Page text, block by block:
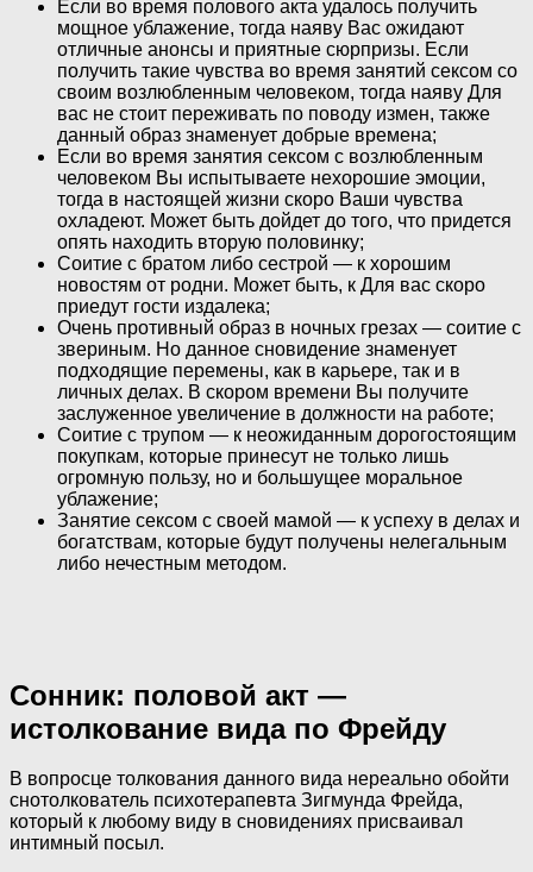
Если во время полового акта удалось получить
мощное ублажение, тогда наяву Вас ожидают
отличные анонсы и приятные сюрпризы. Если
получить такие чувства во время занятий сексом со
своим возлюбленным человеком, тогда наяву Для
вас не стоит переживать по поводу измен, также
данный образ знаменует добрые времена;
Если во время занятия сексом с возлюбленным
человеком Вы испытываете нехорошие эмоции,
тогда в настоящей жизни скоро Ваши чувства
охладеют. Может быть дойдет до того, что придется
опять находить вторую половинку;
Соитие с братом либо сестрой — к хорошим
новостям от родни. Может быть, к Для вас скоро
приедут гости издалека;
Очень противный образ в ночных грезах — соитие с
звериным. Но данное сновидение знаменует
подходящие перемены, как в карьере, так и в
личных делах. В скором времени Вы получите
заслуженное увеличение в должности на работе;
Соитие с трупом — к неожиданным дорогостоящим
покупкам, которые принесут не только лишь
огромную пользу, но и большущее моральное
ублажение;
Занятие сексом с своей мамой — к успеху в делах и
богатствам, которые будут получены нелегальным
либо нечестным методом.
Сонник: половой акт —
истолкование вида по Фрейду
В вопросце толкования данного вида нереально обойти
снотолкователь психотерапевта Зигмунда Фрейда,
который к любому виду в сновидениях присваивал
интимный посыл.